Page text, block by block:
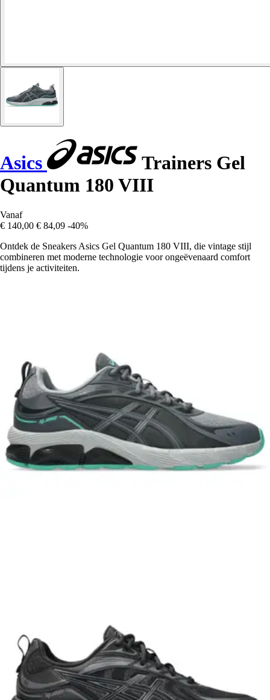
Asics
Trainers Gel
Quantum 180 VIII
Vanaf
€ 140,00 € 84,09 -40%
Ontdek de Sneakers Asics Gel Quantum 180 VIII, die vintage stijl
combineren met moderne technologie voor ongeëvenaard comfort
tijdens je activiteiten.